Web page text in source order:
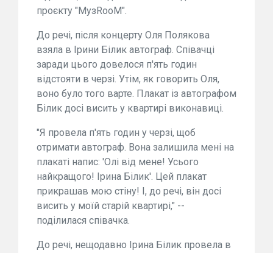
проєкту "МузRooM".
До речі, після концерту Оля Полякова
взяла в Ірини Білик автограф. Співачці
заради цього довелося п'ять годин
відстояти в черзі. Утім, як говорить Оля,
воно було того варте. Плакат із автографом
Білик досі висить у квартирі виконавиці.
"Я провела п'ять годин у черзі, щоб
отримати автограф. Вона залишила мені на
плакаті напис: 'Олі від мене! Усього
найкращого! Ірина Білик'. Цей плакат
прикрашав мою стіну! І, до речі, він досі
висить у моїй старій квартирі," --
поділилася співачка.
До речі, нещодавно Ірина Білик провела в